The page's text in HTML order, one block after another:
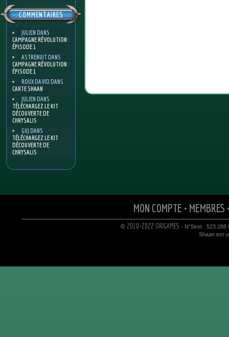
COMMENTAIRES
JULIEN DANS
CAMPAGNE RÉVOLUTION :
ÉPISODE 1
ASTRENUIT DANS
CAMPAGNE RÉVOLUTION :
ÉPISODE 1
ROUX DAVID DANS
CARTE SHAAN
JULIEN DANS
TÉLÉCHARGEZ LE KIT
DÉCOUVERTE DE
CHRYSALIS
GUJ DANS
TÉLÉCHARGEZ LE KIT
DÉCOUVERTE DE
CHRYSALIS
MON COMPTE • MEMBRES
© 2010-2022 ORIGAMES - N°Siret : 523 288
Shaan est